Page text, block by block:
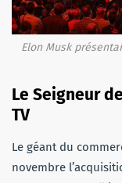
Elon Musk
Le Seigneur
TV
Le géant du
novembre